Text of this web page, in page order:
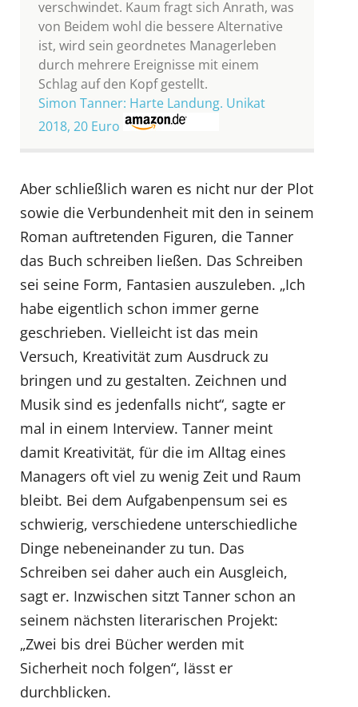
verschwindet. Kaum fragt sich Anrath, was
von Beidem wohl die bessere Alternative
ist, wird sein geordnetes Managerleben
durch mehrere Ereignisse mit einem
Schlag auf den Kopf gestellt.
Simon Tanner: Harte Landung. Unikat
2018, 20 Euro
Aber schließlich waren es nicht nur der Plot
sowie die Verbundenheit mit den in seinem
Roman auftretenden Figuren, die Tanner
das Buch schreiben ließen. Das Schreiben
sei seine Form, Fantasien auszuleben. „Ich
habe eigentlich schon immer gerne
geschrieben. Vielleicht ist das mein
Versuch, Kreativität zum Ausdruck zu
bringen und zu gestalten. Zeichnen und
Musik sind es jedenfalls nicht“, sagte er
mal in einem Interview. Tanner meint
damit Kreativität, für die im Alltag eines
Managers oft viel zu wenig Zeit und Raum
bleibt. Bei dem Aufgabenpensum sei es
schwierig, verschiedene unterschiedliche
Dinge nebeneinander zu tun. Das
Schreiben sei daher auch ein Ausgleich,
sagt er. Inzwischen sitzt Tanner schon an
seinem nächsten literarischen Projekt:
„Zwei bis drei Bücher werden mit
Sicherheit noch folgen“, lässt er
durchblicken.